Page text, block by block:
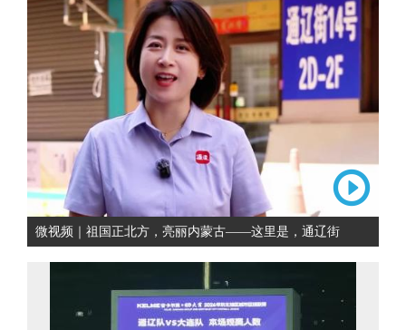
微视频｜祖国正北方，亮丽内蒙古——这里是，通辽街